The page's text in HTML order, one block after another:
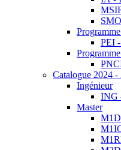
PEI
Catalogue 2024 -
Ingénieur
ING
Master